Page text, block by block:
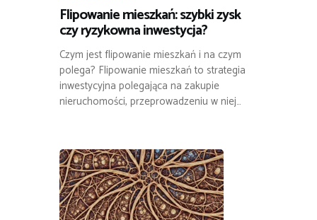
Flipowanie mieszkań: szybki zysk
czy ryzykowna inwestycja?
Czym jest flipowanie mieszkań i na czym
polega? Flipowanie mieszkań to strategia
inwestycyjna polegająca na zakupie
nieruchomości, przeprowadzeniu w niej…